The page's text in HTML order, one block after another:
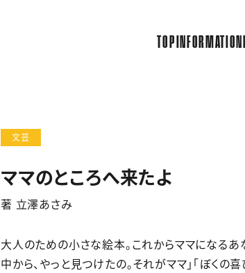
TOP INFORMATION
文芸
ママのところへ来たよ
著 立澤あさみ
大人のための小さな絵本。これからママになるあ
中から、やっと見つけたの。それがママ」「ぼくの